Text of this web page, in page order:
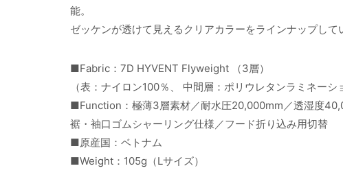
能。
ゼッケンが透けて見えるクリアカラーをラインナップして
■Fabric：7D HYVENT Flyweight （3層）
（表：ナイロン100％、 中間層：ポリウレタンラミネーシ
■Function：極薄3層素材／耐水圧20,000mm／透湿度
裾・袖口ゴムシャーリング仕様／フード折り込み用切替
■原産国：ベトナム
■Weight：105g（Lサイズ）